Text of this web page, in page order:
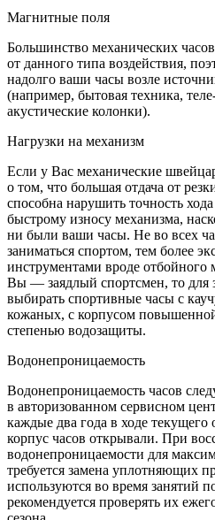
Магнитные поля
Большинство механических
от данного типа воздействия,
надолго ваши часы возле
(например, бытовая техника,
акустические колонки).
Нагрузки на механизм
Если у Вас механические
о том, что большая отдача от
способна нарушить точность
быстрому износу механизма,
ни были ваши часы. Не во всех
заниматься спортом, тем более
инструментами вроде отбойного
Вы — заядлый спортсмен, то для
выбирать спортивные часы с
кожаных, с корпусом
степенью водозащиты.
Водонепроницаемость
Водонепроницаемость часов
в авторизованном сервисном
каждые два года в ходе текущего
корпус часов открывали. При
водонепроницаемости для
требуется замена уплотняющих
используются во время занятий
рекомендуется проверять их